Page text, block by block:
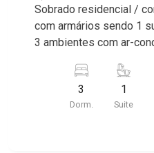
Sobrado residencial /
com armários sendo 1
3 ambientes com ar-
serviço, lazer com
vestiário, quintal,
vagas sendo 2
3
Dorm.
1
Suite